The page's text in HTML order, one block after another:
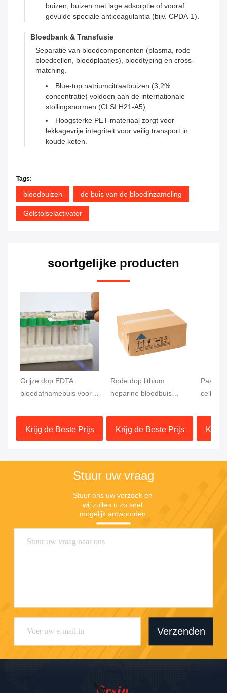
buizen, buizen met lage adsorptie of vooraf
gevulde speciale anticoagulantia (bijv. CPDA-1).
Bloedbank & Transfusie
Separatie van bloedcomponenten (plasma, rode
bloedcellen, bloedplaatjes), bloedtyping en cross-
matching.
Blue-top natriumcitraatbuizen (3,2%
concentratie) voldoen aan de internationale
stollingsnormen (CLSI H21-A5).
Hoogsterke PET-materiaal zorgt voor
lekkagevrije integriteit voor veilig transport in
koude keten.
Tags:
bloedbuizen de buis van de bloedinzameling
Gelstolselactivator
soortgelijke producten
Grijze dop EDTA
bloedafnamebuis voor
13x75mm bloedmonster
Krijg de Beste Prijs
Rode dop lithium
heparine bloedbuis
stolsel activator gel
separator
Krijg de Beste Prijs
Paarse
Krijg
Stuur uw vraag
Stuur ons uw verzoek en
wij zullen u zo snel
mogelijk antwoorden.
Verzenden